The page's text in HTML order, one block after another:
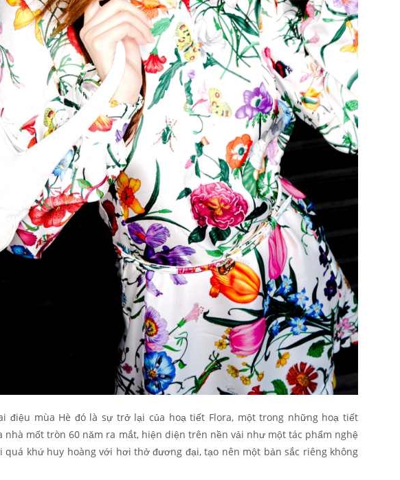
điệu mùa Hè đó là sự trở lại của hoạ tiết Flora, một trong những hoạ tiết
nhà mốt tròn 60 năm ra mắt, hiện diện trên nền vải như một tác phẩm nghệ
quá khứ huy hoàng với hơi thở đương đại, tạo nên một bản sắc riêng không